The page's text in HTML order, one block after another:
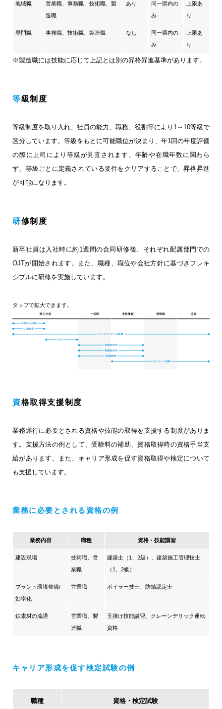
地域職
営業職、事務職、技術職、製
造職
あり
同一県内の
み
上限あ
り
専門職 事務職、技術職、製造職 なし
同一県内の
み
上限あ
り
※製造職には技能に応じて上記とは別の昇格昇進基準があります。
等級制度
等級制度を取り入れ、社員の能力、職務、役割等により1～10等級で
区分しています。等級をもとに可能職位が決まり、年1回の年度評価
の際に上司により等級が見直されます。 年齢や在職年数に関わら
ず、等級ごとに定義されている要件をクリアすることで、昇格昇進
が可能になります。
研修制度
新卒社員は入社時に約1週間の合同研修後、それぞれ配属部門での
OJTが開始されます。
また、職種、職位や会社方針に基づきフレキ
シブルに研修を実施しています。
タップで拡大できます。
資格取得支援制度
業務遂行に必要とされる資格や技能の取得を支援する制度がありま
す。 支援方法の例として、受験料の補助、資格取得時の資格手当支
給があります。
また、キャリア形成を促す資格取得や検定について
も支援しています。
業務に必要とされる資格の例
業務内容 職種 資格・技能講習
建設現場
技術職、営
業職
建築士（1、2級）、建築施工管理技士
（1、2級）
プラント環境整備/
効率化
営業職 ボイラー技士、防錆認定士
鉄素材の流通
営業職、製
造職
玉掛け技能講習、クレーンデリック運転
資格
キャリア形成を促す検定試験の例
職種 資格・検定試験